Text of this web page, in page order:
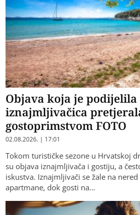
Objava koja je
iznajmljivačica
gostoprimstvom FOTO
02.08.2026. | 17:01
Tokom turističke sezone u Hrvatskoj
su objava iznajmljivača i gostiju, a
iskustva. Iznajmljivači se žale na
apartmane, dok gosti na…